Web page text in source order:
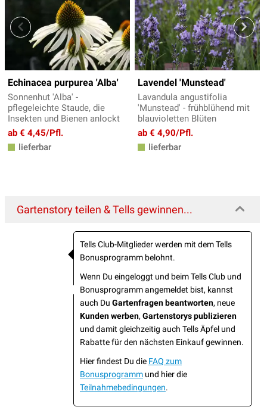
Echinacea purpurea 'Alba'
Sonnenhut 'Alba' -
pflegeleichte Staude, die
Insekten und Bienen anlockt
ab € 4,45/Pfl.
lieferbar
Lavendel 'Munstead'
Lavandula angustifolia
'Munstead' - frühblühend mit
blauvioletten Blüten
ab € 4,90/Pfl.
lieferbar
Gartenstory teilen & Tells gewinnen...
Tells Club-Mitglieder werden mit dem Tells
Bonusprogramm belohnt.
Wenn Du eingeloggt und beim Tells Club und
Bonusprogramm angemeldet bist, kannst
auch Du Gartenfragen beantworten, neue
Kunden werben, Gartenstorys publizieren
und damit gleichzeitig auch Tells Äpfel und
Rabatte für den nächsten Einkauf gewinnen.
Hier findest Du die FAQ zum
Bonusprogramm und hier die
Teilnahmebedingungen.